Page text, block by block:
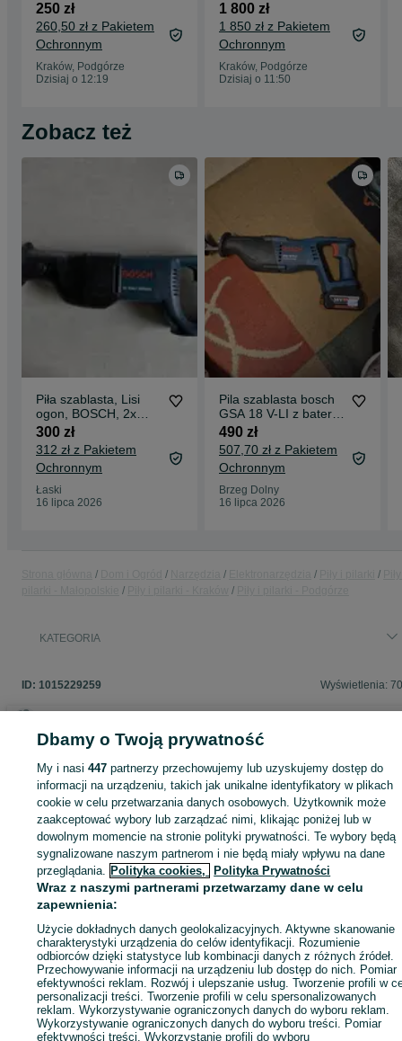
ładowarka DeWalt
DCB107
250 zł
260,50 zł z Pakietem
Ochronnym
Kraków, Podgórze
Dzisiaj o 12:19
360° DeWalt
DCE089G z 2024r. |
2x bateria 2Ah 12V |
ładowarka DCB107 |
akcesoria
1 800 zł
1 850 zł z Pakietem
Ochronnym
Kraków, Podgórze
Dzisiaj o 11:50
Zobacz też
Piła szablasta, Lisi
ogon, BOSCH, 2x
akumulator,
ładowarka 110v.
300 zł
312 zł z Pakietem
Ochronnym
Łaski
16 lipca 2026
Pila szablasta bosch
GSA 18 V-LI z bateria
18v
490 zł
507,70 zł z Pakietem
Ochronnym
Brzeg Dolny
16 lipca 2026
KATEGORIA
ID: 1015229259 Wyświetlenia:
Zaloguj się lub załóż konto na OLX, aby skontaktować się z
sprzedającym
Zaloguj się / Załóż konto
Kup
Dbamy o Twoją prywatność
My i nasi447 partnerzy przechowujemy lub uzyskujemy dostęp do
informacji na urządzeniu, takich jak unikalne identyfikatory w plikach
cookie w celu przetwarzania danych osobowych. Użytkownik może
zaakceptować wybory lub zarządzać nimi, klikając poniżej lub w
dowolnym momencie na stronie polityki prywatności. Te wybory będą
sygnalizowane naszym partnerom i nie będą miały wpływu na dane
przeglądania. Polityka cookies, Polityka Prywatności
Wraz z naszymi partnerami przetwarzamy dane w celu
zapewnienia:
Użycie dokładnych danych geolokalizacyjnych. Aktywne skanowanie
charakterystyki urządzenia do celów identyfikacji. Rozumienie
odbiorców dzięki statystyce lub kombinacji danych z różnych źródeł.
Przechowywanie informacji na urządzeniu lub dostęp do nich. Pomiar
efektywności reklam. Rozwój i ulepszanie usług. Tworzenie profili w
personalizacji treści. Tworzenie profili w celu spersonalizowanych
reklam. Wykorzystywanie ograniczonych danych do wyboru reklam.
Wykorzystywanie ograniczonych danych do wyboru treści. Pomiar
efektywności treści. Wykorzystanie profili do wyboru